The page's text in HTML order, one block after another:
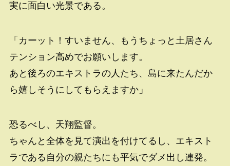
実に面白い光景である。
「カーット！すいません、もうちょっと土居さん
テンション高めでお願いします。
あと後ろのエキストラの人たち、島に来たんだか
ら嬉しそうにしてもらえますか」
恐るべし、天翔監督。
ちゃんと全体を見て演出を付けてるし、エキスト
ラである自分の親たちにも平気でダメ出し連発。